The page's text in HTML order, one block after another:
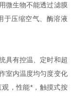
微生物不能透过滤膜
于压缩空气、酶溶液
有控温、定时和超
室内温度均匀度变化
，性能*，触摸式按